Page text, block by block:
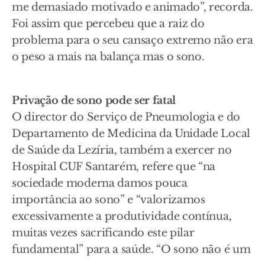
me demasiado motivado e animado”, recorda.
Foi assim que percebeu que a raiz do
problema para o seu cansaço extremo não era
o peso a mais na balança mas o sono.
Privação de sono pode ser fatal
O director do Serviço de Pneumologia e do
Departamento de Medicina da Unidade Local
de Saúde da Lezíria, também a exercer no
Hospital CUF Santarém, refere que “na
sociedade moderna damos pouca
importância ao sono” e “valorizamos
excessivamente a produtividade contínua,
muitas vezes sacrificando este pilar
fundamental” para a saúde. “O sono não é um